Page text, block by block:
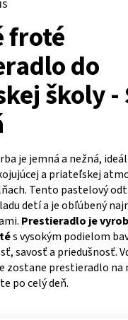
froté
do
školy -
je jemná a nežná,
a priateľskej
Tento pastelový
detí a je obľúbený
Prestieradlo je
s vysokým podielom
savosť a priedušnosť.
zostane prestieradlo na
po celý deň.